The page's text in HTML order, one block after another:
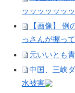
ッッッッッッ
【画像】
っさんが握っ
元いいとも
中国、三峡
水被害